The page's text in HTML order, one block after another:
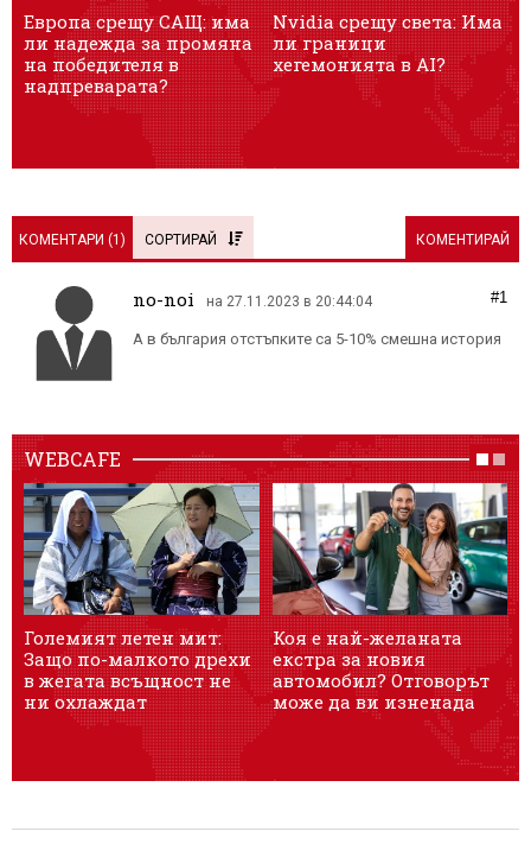
Европа срещу САЩ: има
ли надежда за промяна
на победителя в
надпреварата?
Nvidia срещу света: Има
ли граници
хегемонията в AI?
КОМЕНТАРИ (1 ) СОРТИРАЙ КОМЕНТИРАЙ
no-noi на 27.11.2023 в 20:44:04 #1
А в българия отстъпките са 5-10% смешна история
WEBCAFE
Големият летен мит:
Защо по-малкото дрехи
в жегата всъщност не
ни охлаждат
Коя е най-желаната
екстра за новия
автомобил? Отговорът
може да ви изненада